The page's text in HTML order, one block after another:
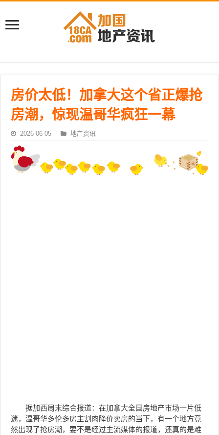
房价太低！加拿大这个省正爆抢
房潮，惊现温哥华疯狂一幕
2026-06-05 地产资讯
据加西周末综合报道：在加拿大全国房地产市场一片低
迷，温哥华多伦多房主割肉降价卖房的当下，有一个地方竟
然出现了抢房潮，要不是经过主流媒体的报道，还真的是难